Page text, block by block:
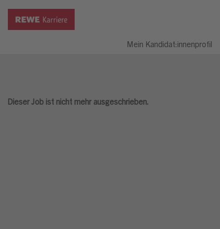
Mein Kandidat:innenprofil
Dieser Job ist nicht mehr ausgeschrieben.